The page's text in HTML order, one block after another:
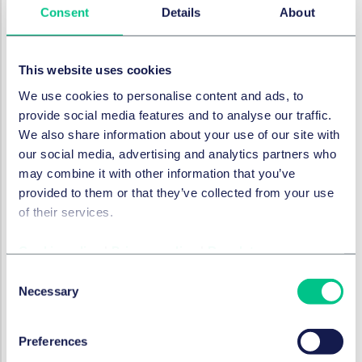
Consent Details About
This website uses cookies
We use cookies to personalise content and ads, to
provide social media features and to analyse our traffic.
We also share information about your use of our site with
our social media, advertising and analytics partners who
may combine it with other information that you’ve
provided to them or that they’ve collected from your use
of their services.
Selection
Necessary
Preferences
Taylor Wessing berät Vestas unter der Federführung
von Dr. Janina Pochhammer bereits seit vielen Jahren
Praxisgruppe „Projects, Energy & Infrastructure“ berät
schwerpunktmäßig große Infrastrukturprojekte im
Bereich Erneuerbare Energien.
Rechtliche Berater Vestas
Inhouse Vestas: Martin Vedder, LL.M.
Henning von der
Blumensaat, LL.M.
(Salary Partner, Projects, Energy &
Corporate),
(Senior Associate,
Dr. Jana Berberich